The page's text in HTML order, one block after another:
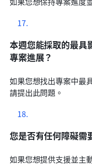
本週您能採取的最具
專案進展？
如果您想找出專案中最
請提出此問題。
您是否有任何障礙需
如果您想提供支援並主